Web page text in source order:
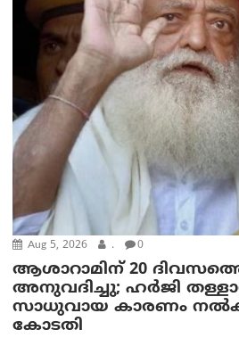
Aug 5, 2026 . 0
ആശാറാമിന് 20
അനുവദിച്ചു; ഹർജി
സാധുവായ കാരണം
കോടതി